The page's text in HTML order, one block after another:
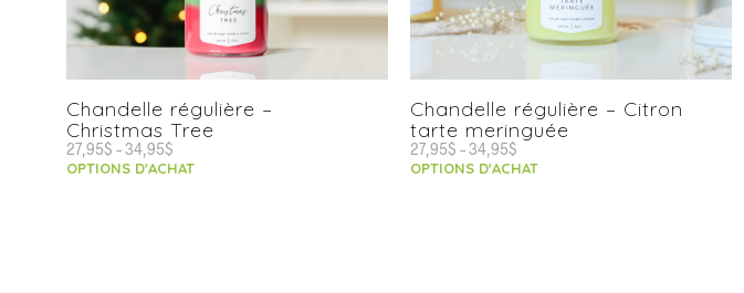
Chandelle régulière –
Christmas Tree
27,95$ –34,95$
OPTIONS D'ACHAT
Chandelle régulière – Citron
tarte meringuée
27,95$ –34,95$
OPTIONS D'ACHAT